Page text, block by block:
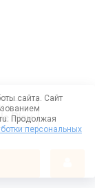
сайта. Сайт
Продолжая
персональных